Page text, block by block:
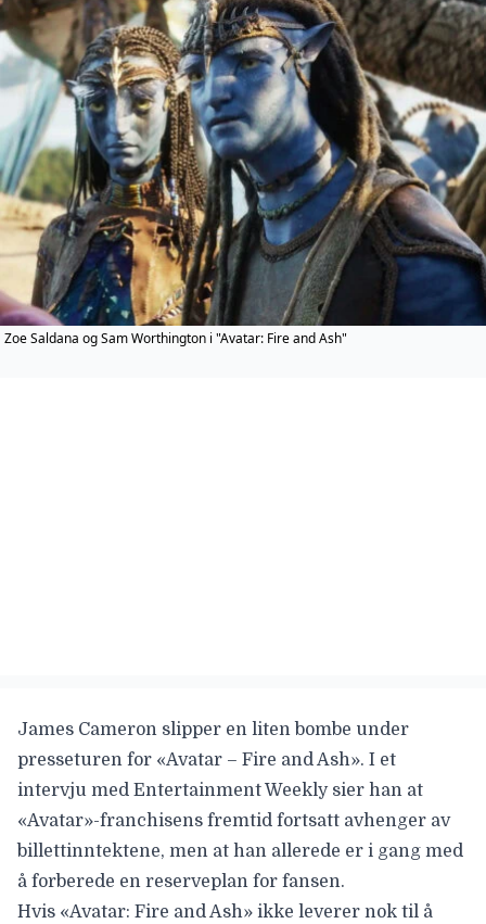
Zoe Saldana og Sam Worthington i "Avatar: Fire and Ash"
James Cameron slipper en liten bombe under
presseturen for «Avatar – Fire and Ash». I et
intervju med Entertainment Weeklysier han at
«Avatar»-franchisens fremtid fortsatt avhenger av
billettinntektene, men at han allerede er i gang med
å forberede en reserveplan for fansen.
Hvis «Avatar: Fire and Ash» ikke leverer nok til å